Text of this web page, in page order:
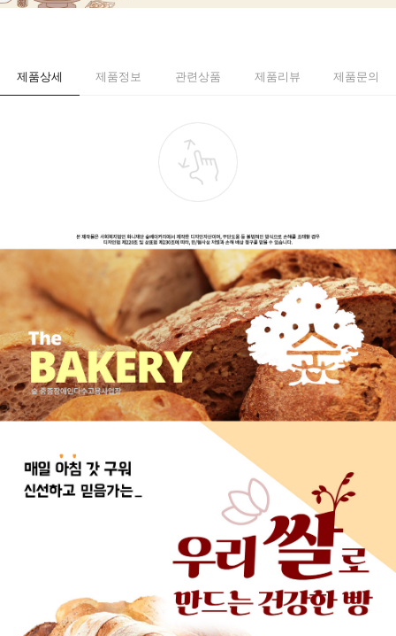
제품상세 제품정보 관련상품 제품리뷰 제품문의